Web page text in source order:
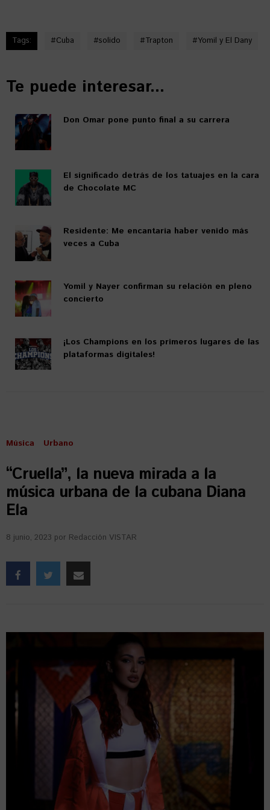
Tags: #Cuba #solido #Trapton #Yomil y El Dany
Te puede interesar...
Don Omar pone punto final a su carrera
El significado detrás de los tatuajes en la cara
de Chocolate MC
Residente: Me encantaría haber venido más
veces a Cuba
Yomil y Nayer confirman su relación en pleno
concierto
¡Los Champions en los primeros lugares de las
plataformas digitales!
Música Urbano
“Cruella”, la nueva mirada a la
música urbana de la cubana Diana
Ela
8 junio, 2023 por Redacción VISTAR